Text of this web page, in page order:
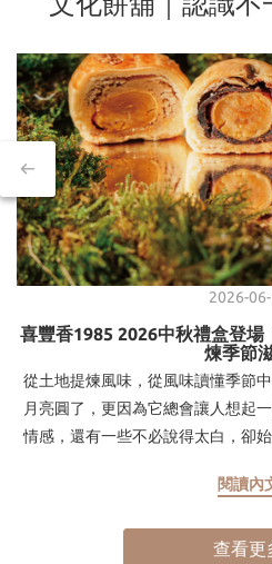
2026-
喜豐香1985 2026中秋禮盒登
煉季節
從土地提煉風味，從風味讀懂季節
月亮圓了，更因為它總會讓人想起
情感，還有一些不必說得太白，卻
材、手藝與情感的年度對話。2026
漢餅工藝與當代送禮美學揉合成一
閱讀內
查看更